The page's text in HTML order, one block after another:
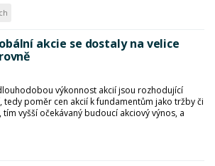
akcie se dostaly na velice
výkonnost akcií jsou rozhodující
tedy poměr cen akcií k fundamentům jako tržby či
tím vyšší očekávaný budoucí akciový výnos, a